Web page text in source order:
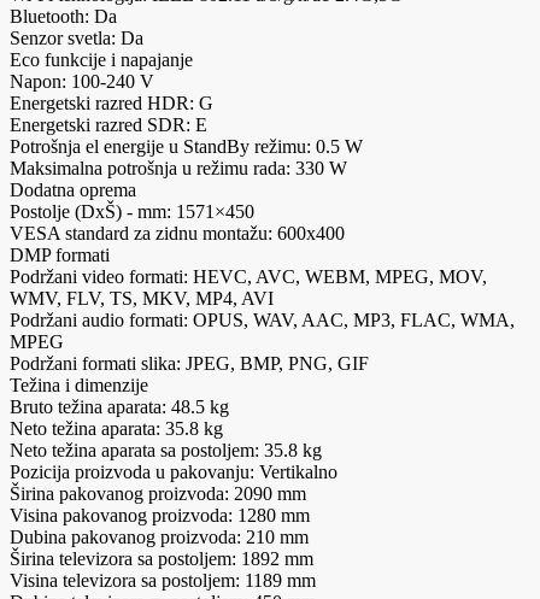
Bluetooth: Da
Senzor svetla: Da
Eco funkcije i napajanje
Napon: 100-240 V
Energetski razred HDR: G
Energetski razred SDR: E
Potrošnja el energije u StandBy režimu: 0.5 W
Maksimalna potrošnja u režimu rada: 330 W
Dodatna oprema
Postolje (DxŠ) - mm: 1571×450
VESA standard za zidnu montažu: 600x400
DMP formati
Podržani video formati: HEVC, AVC, WEBM, MPEG, MOV,
WMV, FLV, TS, MKV, MP4, AVI
Podržani audio formati: OPUS, WAV, AAC, MP3, FLAC, WMA,
MPEG
Podržani formati slika: JPEG, BMP, PNG, GIF
Težina i dimenzije
Bruto težina aparata: 48.5 kg
Neto težina aparata: 35.8 kg
Neto težina aparata sa postoljem: 35.8 kg
Pozicija proizvoda u pakovanju: Vertikalno
Širina pakovanog proizvoda: 2090 mm
Visina pakovanog proizvoda: 1280 mm
Dubina pakovanog proizvoda: 210 mm
Širina televizora sa postoljem: 1892 mm
Visina televizora sa postoljem: 1189 mm